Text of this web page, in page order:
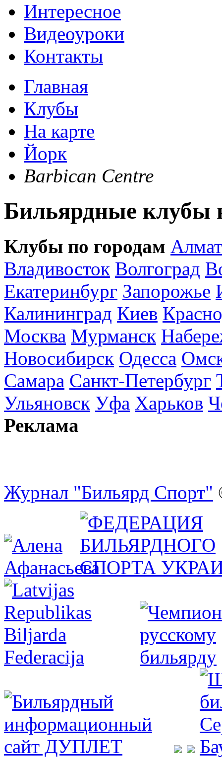
Интересное
Видеоуроки
Контакты
Главная
Клубы
На карте
Йорк
Barbican Centre
Бильярдные клубы
Клубы по городам
Владивосток Волгоград
Екатеринбург Запорожье
Калининград Киев
Москва Мурманск
Новосибирск Одесса
Самара Санкт-Петербург
Ульяновск Уфа Харьков
Реклама
Журнал "Бильярд Спорт"